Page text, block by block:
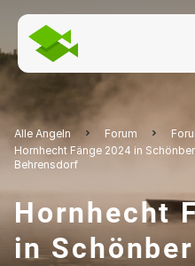
Alle Angeln Forum
Hornhecht Fänge 2024 in
Behrensdorf
Hornhecht
in